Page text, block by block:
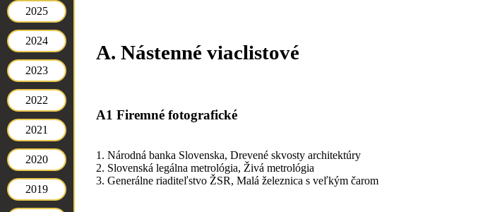
2025
2024
2023
2022
2021
2020
2019
A. Nástenné viaclistové
A1 Firemné fotografické
1. Národná banka Slovenska, Drevené skvosty architektúry
2. Slovenská legálna metrológia, Živá metrológia
3. Generálne riaditeľstvo ŽSR, Malá železnica s veľkým čarom